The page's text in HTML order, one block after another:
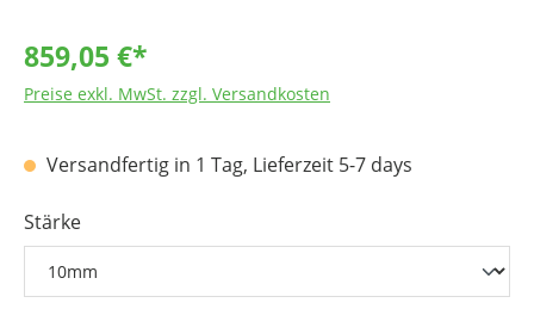
Medizintechnik
chemische Verfahrenstechnik
Komponenten für Dialysegeräte
859,05 €*
Preise exkl. MwSt. zzgl. Versandkosten
Versandfertig in 1 Tag, Lieferzeit 5-7 days
Stärke